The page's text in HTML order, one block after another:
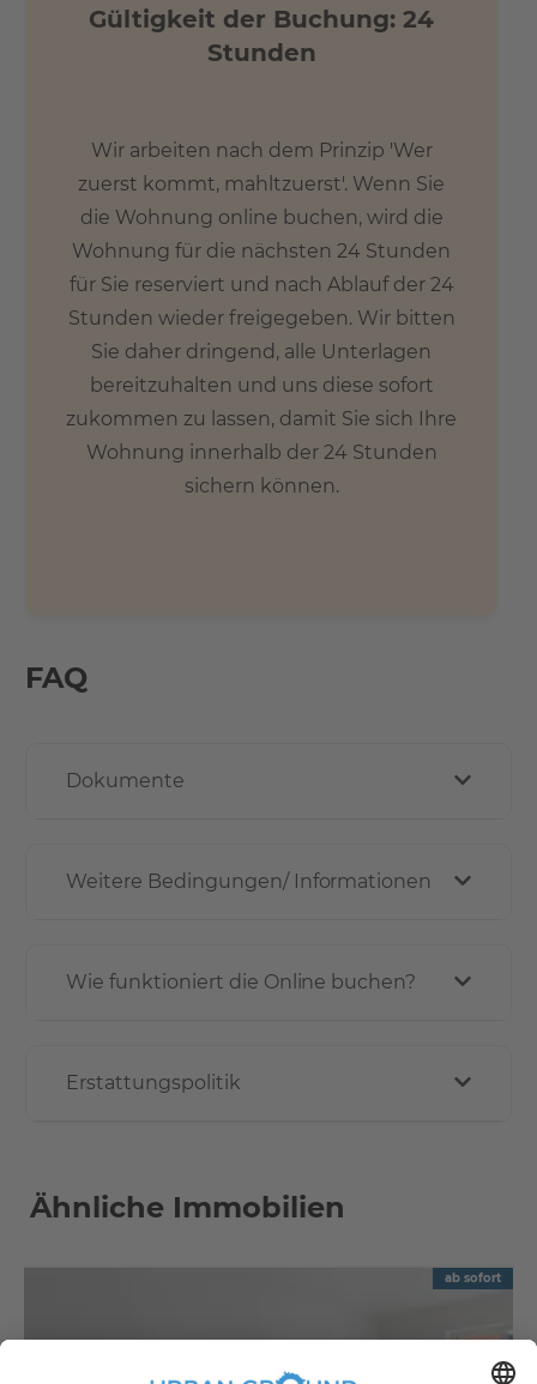
Gültigkeit der Buchung: 24
Stunden
Wir arbeiten nach dem Prinzip 'Wer
zuerst kommt, mahltzuerst'. Wenn Sie
die Wohnung online buchen, wird die
Wohnung für die nächsten 24 Stunden
für Sie reserviert und nach Ablauf der 24
Stunden wieder freigegeben. Wir bitten
Sie daher dringend, alle Unterlagen
bereitzuhalten und uns diese sofort
zukommen zu lassen, damit Sie sich Ihre
Wohnung innerhalb der 24 Stunden
sichern können.
FAQ
Dokumente
Weitere Bedingungen/ Informationen
Wie funktioniert die Online buchen?
Erstattungspolitik
Ähnliche Immobilien
ab sofort